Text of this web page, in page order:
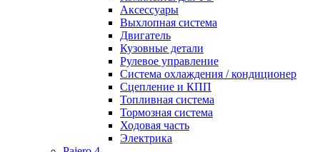
Аксессуары
Выхлопная система
Двигатель
Кузовные детали
Рулевое управление
Система охлаждения / кондиционер
Сцепление и КПП
Топливная система
Тормозная система
Ходовая часть
Электрика